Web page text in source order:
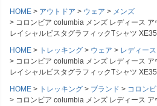
HOME
アウトドア ウェア
メンズ
コロンビア columbia メンズ レディース
レイシャルビスタグラフィックTシャツ
HOME
トレッキング ウェア
レディース
コロンビア columbia メンズ レディース
レイシャルビスタグラフィックTシャツ
HOME
トレッキング ブランド
コロン
コロンビア columbia メンズ レディース